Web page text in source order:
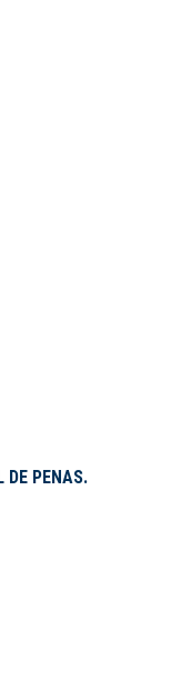
DE PENAS.